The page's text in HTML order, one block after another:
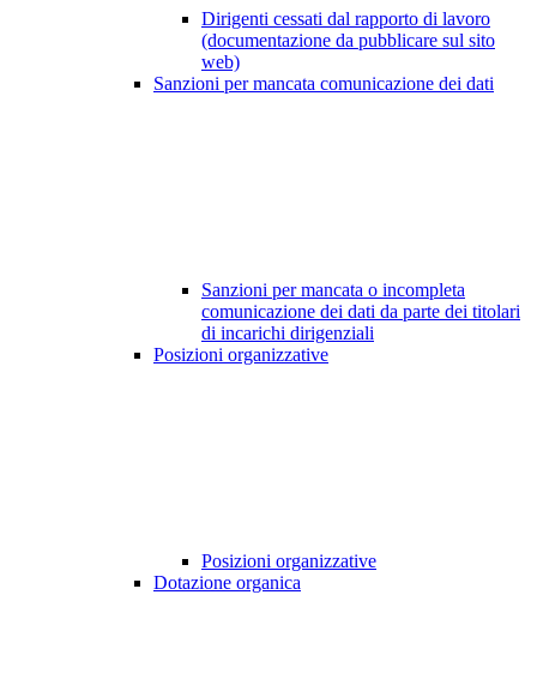
Dirigenti cessati dal rapporto di lavoro
(documentazione da pubblicare sul sito
web)
Sanzioni per mancata comunicazione dei dati
Sanzioni per mancata o incompleta
comunicazione dei dati da parte dei titolari
di incarichi dirigenziali
Posizioni organizzative
Posizioni organizzative
Dotazione organica